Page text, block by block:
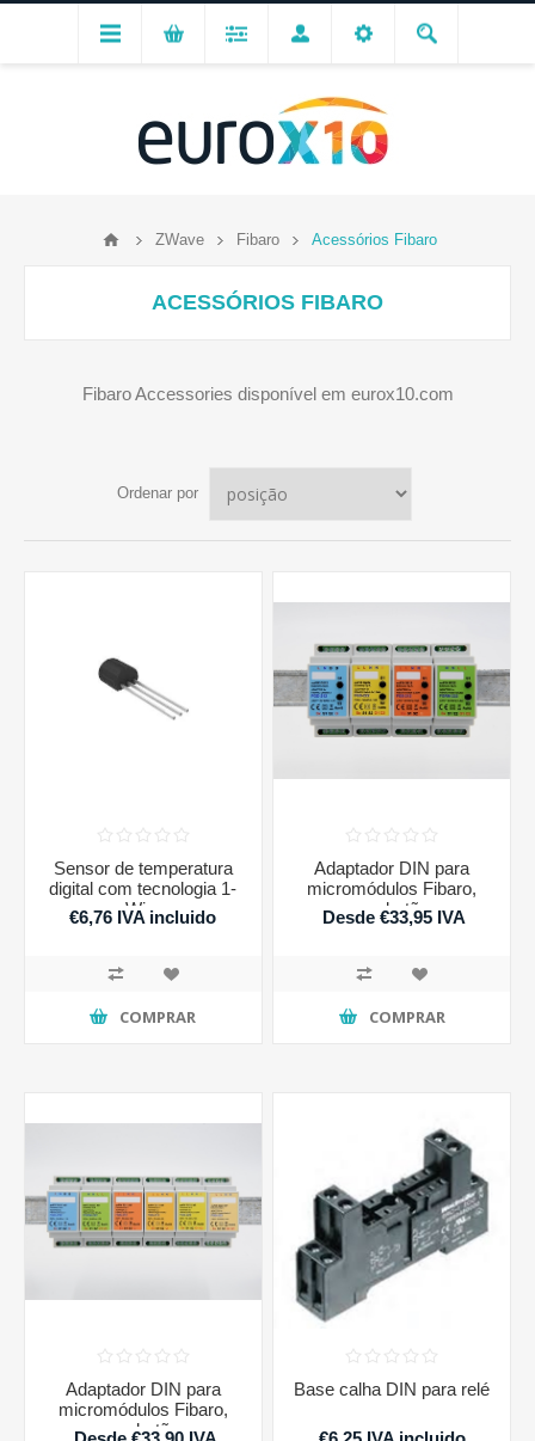
ZWave Fibaro Acessórios Fibaro
ACESSÓRIOS FIBARO
Fibaro Accessories disponível em eurox10.com
Ordenar por
Sensor de temperatura
digital com tecnologia 1-
Wire
€6,76 IVA incluido
COMPRAR
Adaptador DIN para
micromódulos Fibaro,
com botões
Desde €33,95 IVA
COMPRAR
Adaptador DIN para
micromódulos Fibaro,
sem botões
Base calha DIN para relé